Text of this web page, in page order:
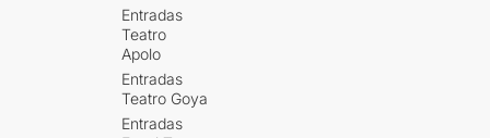
Entradas
Teatro
Apolo
Entradas
Teatro Goya
Entradas